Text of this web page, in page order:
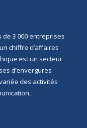
3 000 entreprises
chiffre d’affaires
est un secteur
d’envergures
des activités